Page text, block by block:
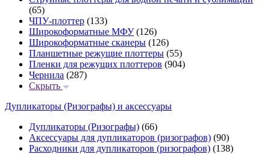
(65)
ЧПУ-плоттер (133)
Широкоформатные МФУ(126)
Широкоформатные сканеры (126)
Планшетные режущие плоттеры (55)
Пленки для режущих плоттеров (904)
Чернила (287)
Скрыть
Дупликаторы (Ризографы) и аксессуары
Дупликаторы (Ризографы) (66)
Аксессуары для дупликаторов (ризографов) (90)
Расходники для дупликаторов (ризографов) (138)